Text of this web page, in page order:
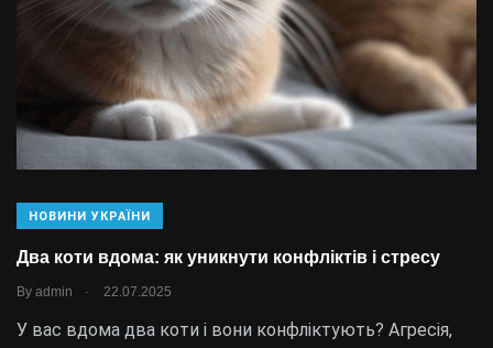
НОВИНИ УКРАЇНИ
Два коти вдома: як уникнути конфліктів і стресу
By admin . 22.07.2025
У вас вдома два коти і вони конфліктують? Агресія,